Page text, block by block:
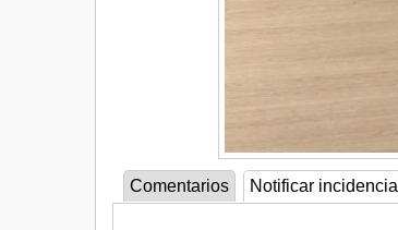
Comentarios Notificar incidencia